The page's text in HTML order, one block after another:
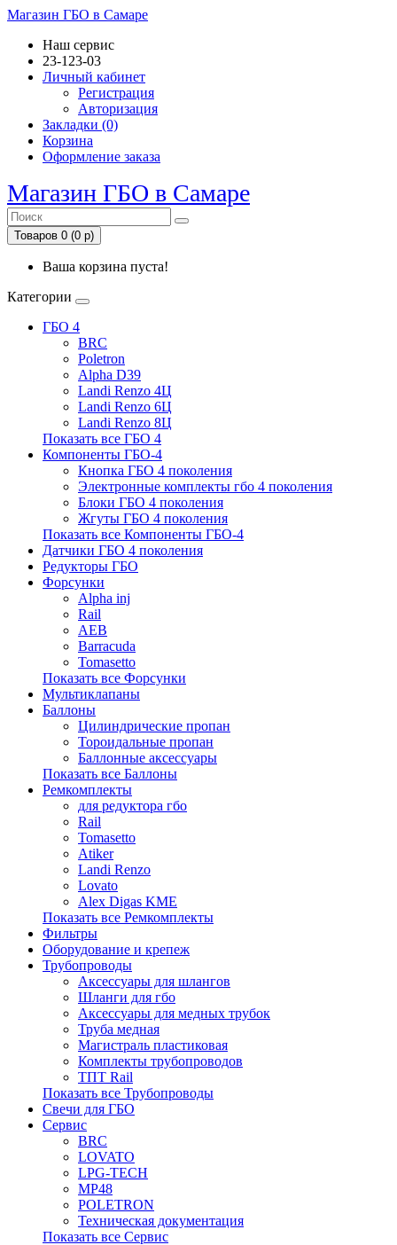
Магазин ГБО в Самаре
Наш сервис
23-123-03
Личный кабинет
Регистрация
Авторизация
Закладки (0)
Корзина
Оформление заказа
Магазин ГБО в Самаре
Товаров 0 (0 р)
Ваша корзина пуста!
Категории
ГБО 4
BRC
Poletron
Alpha D39
Landi Renzo 4Ц
Landi Renzo 6Ц
Landi Renzo 8Ц
Показать все ГБО 4
Компоненты ГБО-4
Кнопка ГБО 4 поколения
Электронные комплекты гбо 4 поколения
Блоки ГБО 4 поколения
Жгуты ГБО 4 поколения
Показать все Компоненты ГБО-4
Датчики ГБО 4 поколения
Редукторы ГБО
Форсунки
Alpha inj
Rail
AEB
Barracuda
Tomasetto
Показать все Форсунки
Мультиклапаны
Баллоны
Цилиндрические пропан
Тороидальные пропан
Баллонные аксессуары
Показать все Баллоны
Ремкомплекты
для редуктора гбо
Rail
Tomasetto
Atiker
Landi Renzo
Lovato
Alex Digas KME
Показать все Ремкомплекты
Фильтры
Оборудование и крепеж
Трубопроводы
Аксессуары для шлангов
Шланги для гбо
Аксессуары для медных трубок
Труба медная
Магистраль пластиковая
Комплекты трубопроводов
ТПТ Rail
Показать все Трубопроводы
Свечи для ГБО
Сервис
BRC
LOVATO
LPG-TECH
MP48
POLETRON
Техническая документация
Показать все Сервис